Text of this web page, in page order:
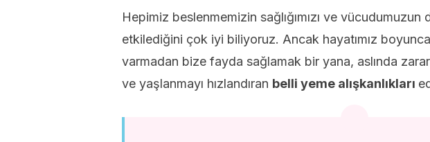
Hepimiz beslenmemizin sağlığımızı ve vücudumuzun
etkilediğini çok iyi biliyoruz. Ancak hayatımız
varmadan bize fayda sağlamak bir yana, aslında
ve yaşlanmayı hızlandıran belli yeme alışkanlıkları